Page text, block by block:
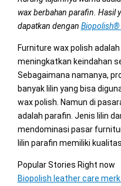
wax berbahan parafin. Hasil
dapatkan dengan Biopolish®
Furniture wax polish
meningkatkan keindahan
Sebagaimana namanya,
banyak lilin yang bisa
wax polish. Namun di
adalah parafin. Jenis lilin
mendominasi pasar
lilin parafin memiliki
Popular Stories Right now
Biopolish leather care